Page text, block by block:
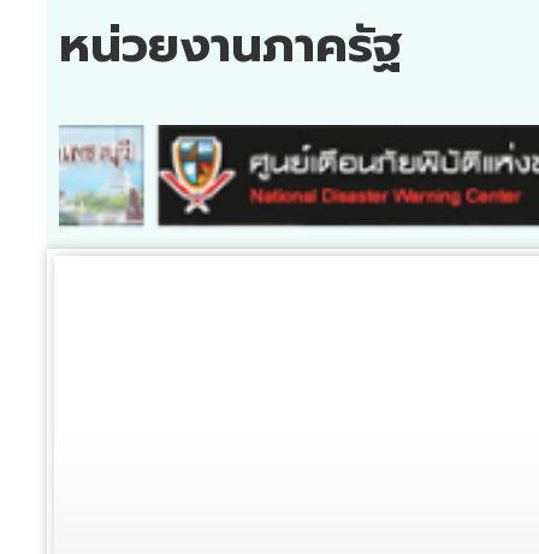
หน่วยงานภาครัฐ